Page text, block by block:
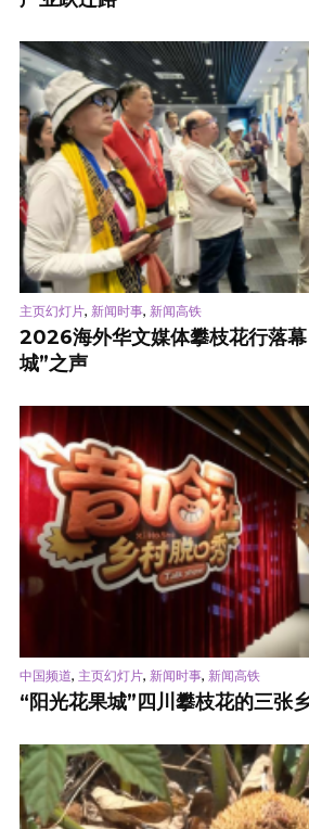
主页幻灯片, 新闻时事, 新闻高铁
2026海外华文媒体攀枝花行落
城”之声
中国频道, 主页幻灯片, 新闻时事, 新闻高铁
“阳光花果城”四川攀枝花的三张